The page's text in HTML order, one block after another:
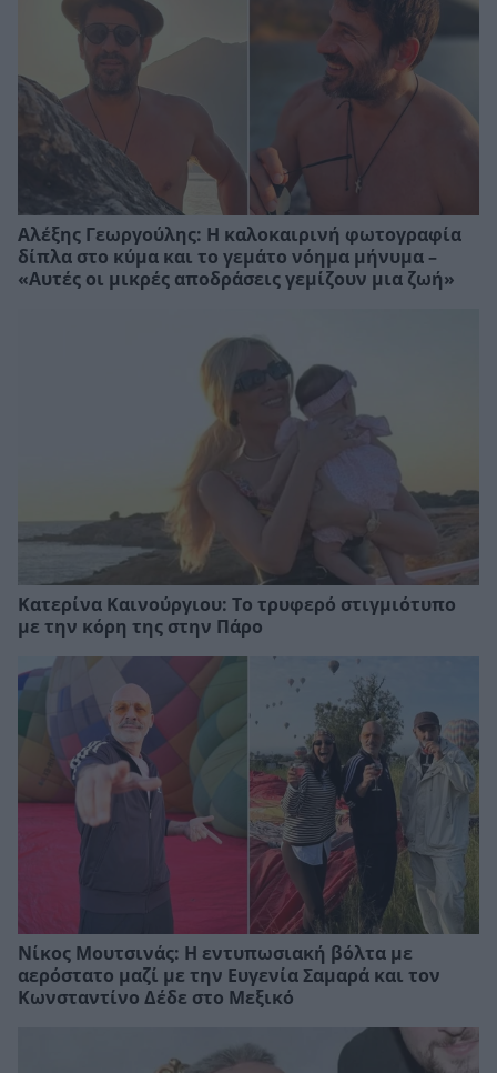
Αλέξης Γεωργούλης: Η καλοκαιρινή φωτογραφία
δίπλα στο κύμα και το γεμάτο νόημα μήνυμα –
«Αυτές οι μικρές αποδράσεις γεμίζουν μια ζωή»
Κατερίνα Καινούργιου: Το τρυφερό στιγμιότυπο
με την κόρη της στην Πάρο
Νίκος Μουτσινάς: Η εντυπωσιακή βόλτα με
αερόστατο μαζί με την Ευγενία Σαμαρά και τον
Κωνσταντίνο Δέδε στο Μεξικό